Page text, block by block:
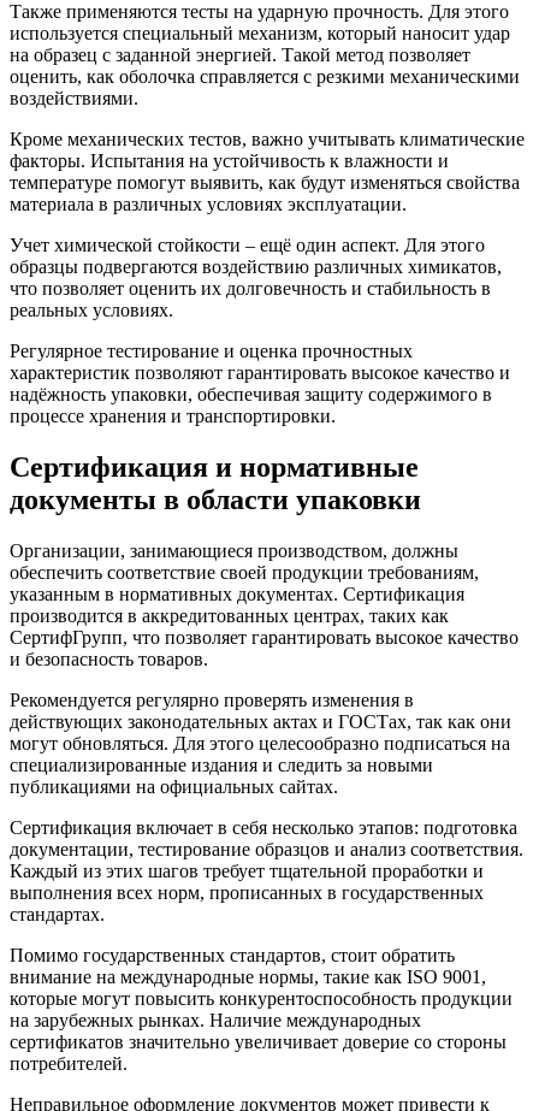
Также применяются тесты на ударную прочность. Для этого
используется специальный механизм, который наносит удар
на образец с заданной энергией. Такой метод позволяет
оценить, как оболочка справляется с резкими механическими
воздействиями.
Кроме механических тестов, важно учитывать климатические
факторы. Испытания на устойчивость к влажности и
температуре помогут выявить, как будут изменяться свойства
материала в различных условиях эксплуатации.
Учет химической стойкости – ещё один аспект. Для этого
образцы подвергаются воздействию различных химикатов,
что позволяет оценить их долговечность и стабильность в
реальных условиях.
Регулярное тестирование и оценка прочностных
характеристик позволяют гарантировать высокое качество и
надёжность упаковки, обеспечивая защиту содержимого в
процессе хранения и транспортировки.
Сертификация и нормативные
документы в области упаковки
Организации, занимающиеся производством, должны
обеспечить соответствие своей продукции требованиям,
указанным в нормативных документах. Сертификация
производится в аккредитованных центрах, таких как
СертифГрупп, что позволяет гарантировать высокое качество
и безопасность товаров.
Рекомендуется регулярно проверять изменения в
действующих законодательных актах и ГОСТах, так как они
могут обновляться. Для этого целесообразно подписаться на
специализированные издания и следить за новыми
публикациями на официальных сайтах.
Сертификация включает в себя несколько этапов: подготовка
документации, тестирование образцов и анализ соответствия.
Каждый из этих шагов требует тщательной проработки и
выполнения всех норм, прописанных в государственных
стандартах.
Помимо государственных стандартов, стоит обратить
внимание на международные нормы, такие как ISO 9001,
которые могут повысить конкурентоспособность продукции
на зарубежных рынках. Наличие международных
сертификатов значительно увеличивает доверие со стороны
потребителей.
Неправильное оформление документов может привести к